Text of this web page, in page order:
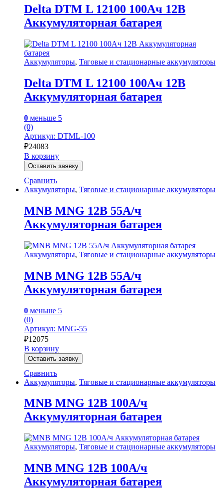
Delta DTM L 12100 100Ач 12В
Аккумуляторная батарея
Аккумуляторы, Тяговые и стационарные аккумуляторы
Delta DTM L 12100 100Ач 12В
Аккумуляторная батарея
0 меньше 5
(0)
Артикул: DTML-100
₽24083
В корзину
Оставить заявку
Сравнить
Аккумуляторы, Тяговые и стационарные аккумуляторы
MNB MNG 12В 55А/ч
Аккумуляторная батарея
Аккумуляторы, Тяговые и стационарные аккумуляторы
MNB MNG 12В 55А/ч
Аккумуляторная батарея
0 меньше 5
(0)
Артикул: MNG-55
₽12075
В корзину
Оставить заявку
Сравнить
Аккумуляторы, Тяговые и стационарные аккумуляторы
MNB MNG 12В 100А/ч
Аккумуляторная батарея
Аккумуляторы, Тяговые и стационарные аккумуляторы
MNB MNG 12В 100А/ч
Аккумуляторная батарея